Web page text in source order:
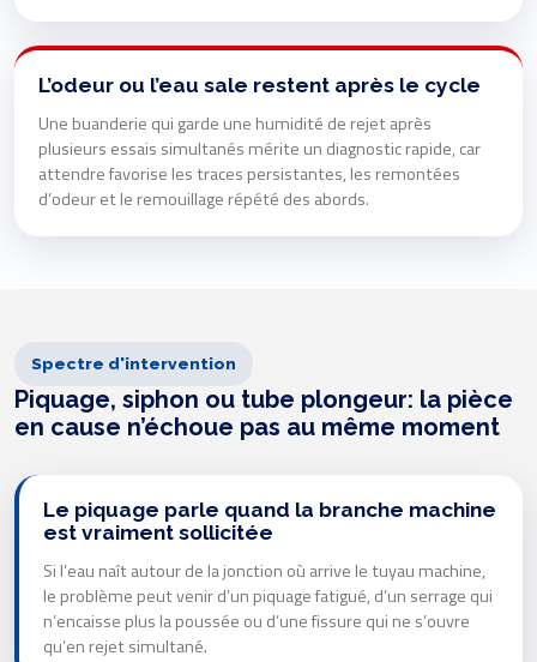
L’odeur ou l’eau sale restent après le cycle
Une buanderie qui garde une humidité de rejet après
plusieurs essais simultanés mérite un diagnostic rapide, car
attendre favorise les traces persistantes, les remontées
d’odeur et le remouillage répété des abords.
Spectre d'intervention
Piquage, siphon ou tube plongeur: la pièce
en cause n’échoue pas au même moment
Le piquage parle quand la branche machine
est vraiment sollicitée
Si l’eau naît autour de la jonction où arrive le tuyau machine,
le problème peut venir d’un piquage fatigué, d’un serrage qui
n’encaisse plus la poussée ou d’une fissure qui ne s’ouvre
qu’en rejet simultané.